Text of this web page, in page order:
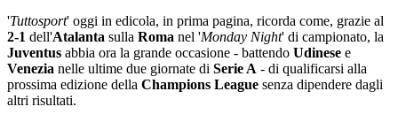
'Tuttosport' oggi in edicola, in prima pagina, ricorda come, grazie al
2-1 dell'Atalanta sulla Roma nel 'Monday Night' di campionato, la
Juventus abbia ora la grande occasione - battendo Udinese e
Venezia nelle ultime due giornate di Serie A - di qualificarsi alla
prossima edizione della Champions League senza dipendere dagli
altri risultati.